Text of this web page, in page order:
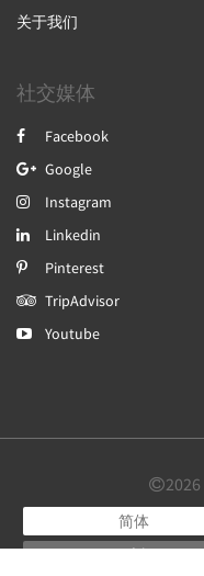
关于我们
社交媒体
Facebook
Google
Instagram
Linkedin
Pinterest
TripAdvisor
Youtube
2026
简体
日本語